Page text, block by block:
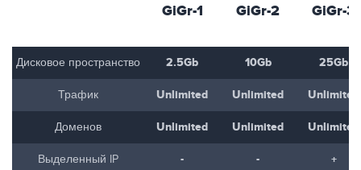
GiGr-1 GiGr-2 GiGr-3
Дисковое пространство 2.5Gb 10Gb 25Gb
Трафик Unlimited Unlimited Unlimited
Доменов Unlimited Unlimited Unlimited
Выделенный IP - - +